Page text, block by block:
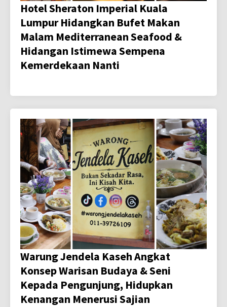
Hotel Sheraton Imperial Kuala
Lumpur Hidangkan Bufet Makan
Malam Mediterranean Seafood &
Hidangan Istimewa Sempena
Kemerdekaan Nanti
Warung Jendela Kaseh Angkat
Konsep Warisan Budaya & Seni
Kepada Pengunjung, Hidupkan
Kenangan Menerusi Sajian